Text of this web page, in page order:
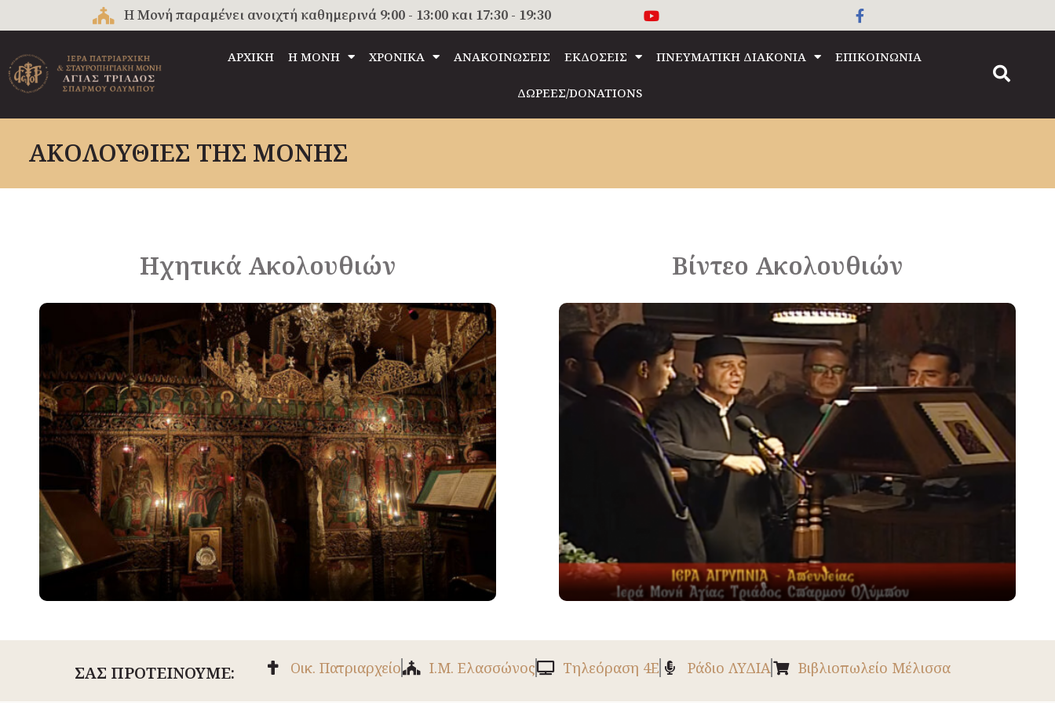
στο
Η Μονή παραμένει ανοιχτή καθημερινά 9:00 - 13:00 και 17:30 - 19:30
ΑΡΧΙΚΗ Η ΜΟΝΗ ΧΡΟΝΙΚΑ ΑΝΑΚΟΙΝΩΣΕΙΣ ΕΚΔΟΣΕΙΣ ΠΝΕΥΜΑΤΙΚΗ ΔΙΑΚΟΝΙΑ ΕΠΙΚΟΙΝΩΝΙΑ
ΔΩΡΕΕΣ/DONATIONS
ΑΚΟΛΟΥΘΙΕΣ ΤΗΣ ΜΟΝΗΣ
Ηχητικά Ακολουθιών Βίντεο Ακολουθιών
ΣΑΣ ΠΡΟΤΕΙΝΟΥΜΕ: Οικ. Πατριαρχείο Ι.Μ. Ελασσώνος Tηλεόραση 4Ε Ράδιο ΛΥΔΙΑ Βιβλιοπωλείο Μέλισσα